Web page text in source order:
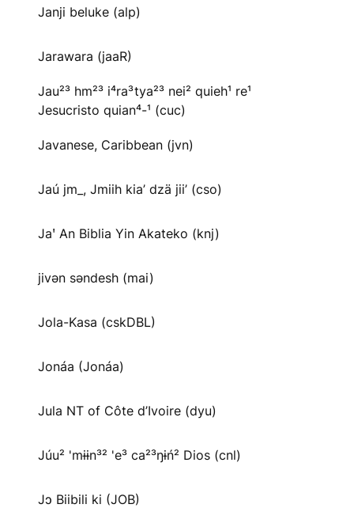
Janji beluke (alp)
Jarawara (jaaR)
Jau²³ hm²³ i⁴ra³tya²³ nei² quieh¹ re¹
Jesucristo quian⁴-¹ (cuc)
Javanese, Caribbean (jvn)
Jaú jm_, Jmiih kia’ dzä jii’ (cso)
Jaꞌ An Biblia Yin Akateko (knj)
jivən səndesh (mai)
Jola-Kasa (cskDBL)
Jonáa (Jonáa)
Jula NT of Côte d’Ivoire (dyu)
Júu² 'mɨɨn³² 'e³ ca²³ŋɨń² Dios (cnl)
Jɔ Biibili ki (JOB)